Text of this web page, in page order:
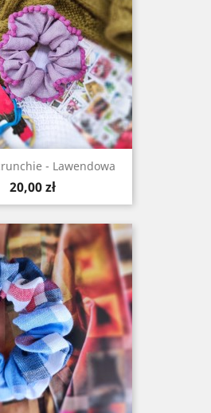
- Lawendowa
Cena
20,00 zł